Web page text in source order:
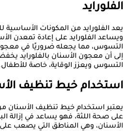
الفلورايد
يعد الفلورايد من المكونات
ويساعد الفلورايد على إعادة تمعدن
التسوس، مما يجعله ضروريًا في
إلى أن معجون الأسنان بالفلورايد
التسوس ويعزز الوقاية، خاصة
استخدام خيط تنظيف
يعتبر استخدام خيط تنظيف الأسنان
على صحة اللثة، فهو يساعد في إزالة
الأسنان، وهي المناطق التي يصعب على